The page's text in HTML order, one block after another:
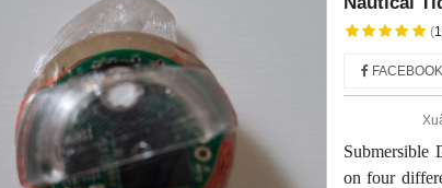
(
FACEBOOK
Submersible
on four